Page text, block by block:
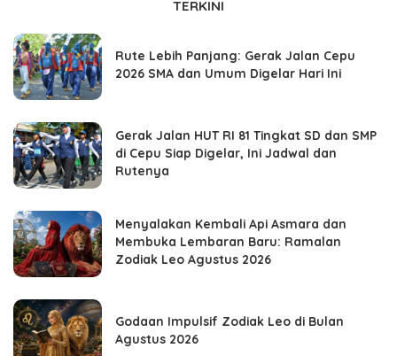
TERKINI
Rute Lebih Panjang: Gerak Jalan Cepu
2026 SMA dan Umum Digelar Hari Ini
Gerak Jalan HUT RI 81 Tingkat SD dan SMP
di Cepu Siap Digelar, Ini Jadwal dan
Rutenya
Menyalakan Kembali Api Asmara dan
Membuka Lembaran Baru: Ramalan
Zodiak Leo Agustus 2026
Godaan Impulsif Zodiak Leo di Bulan
Agustus 2026